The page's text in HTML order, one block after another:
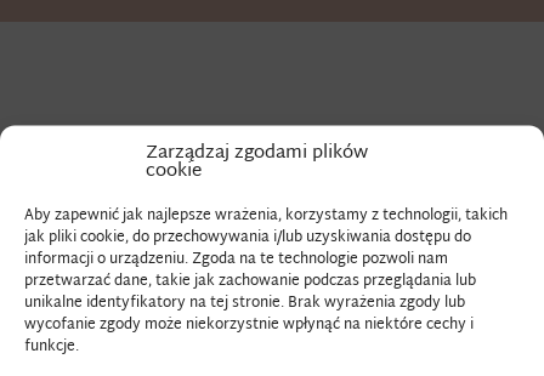
Zarządzaj zgodami plików
cookie
Aby zapewnić jak najlepsze wrażenia, korzystamy z technologii, takich
jak pliki cookie, do przechowywania i/lub uzyskiwania dostępu do
informacji o urządzeniu. Zgoda na te technologie pozwoli nam
przetwarzać dane, takie jak zachowanie podczas przeglądania lub
unikalne identyfikatory na tej stronie. Brak wyrażenia zgody lub
wycofanie zgody może niekorzystnie wpłynąć na niektóre cechy i
funkcje.
GRODETUR
Znaczenie terminu:
(fr.gros de Tours) – dawniej ciężka tkanina jedwabna
wyrabiana w Tours we Francji o splocie podwójnego rypsu.
Zapis źródłowy: